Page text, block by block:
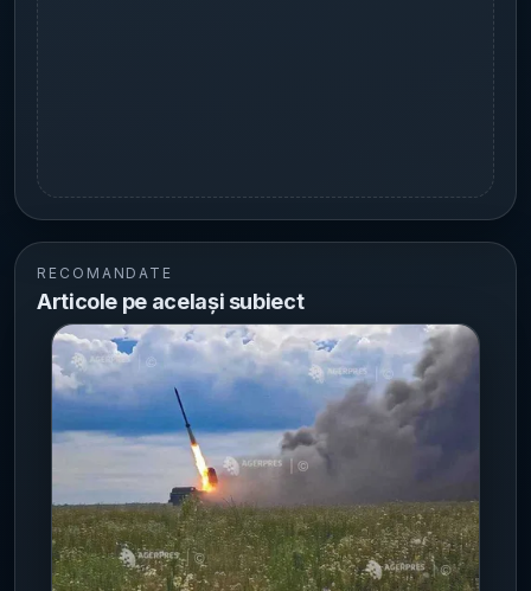
RECOMANDATE
Articole pe același subiect